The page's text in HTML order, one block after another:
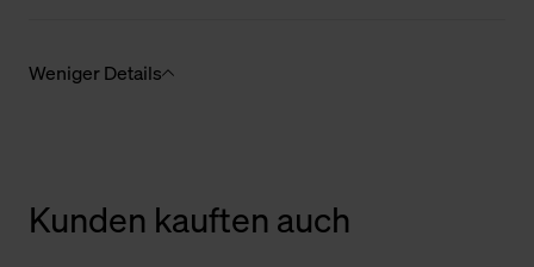
Weniger Details
Kunden kauften auch